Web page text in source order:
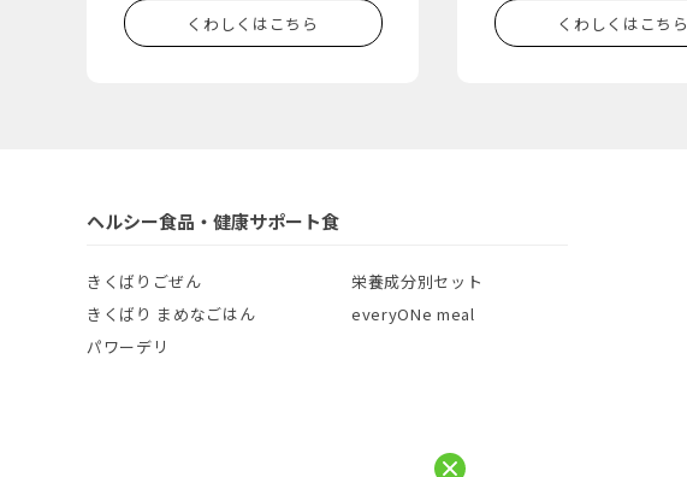
くわしくはこちら くわしくはこちら
ヘルシー食品・健康サポート食
きくばりごぜん
きくばり まめなごはん
パワーデリ
栄養成分別セット
everyONe meal